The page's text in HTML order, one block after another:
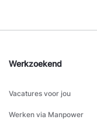
Werkzoekend
Vacatures voor jou
Werken via Manpower